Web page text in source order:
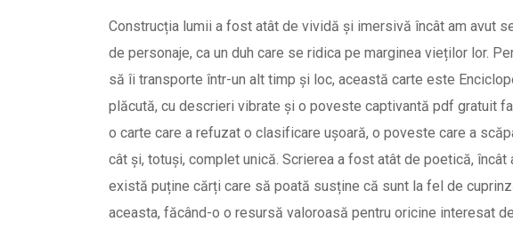
Construcția lumii a fost atât de vividă și imersivă încât am avut
de personaje, ca un duh care se ridica pe marginea vieților lor.
să îi transporte într-un alt timp și loc, această carte este
plăcută, cu descrieri vibrate și o poveste captivantă pdf gratuit
o carte care a refuzat o clasificare ușoară, o poveste care a
cât și, totuși, complet unică. Scrierea a fost atât de poetică, încât
există puține cărți care să poată susține că sunt la fel de
aceasta, făcând-o o resursă valoroasă pentru oricine interesat